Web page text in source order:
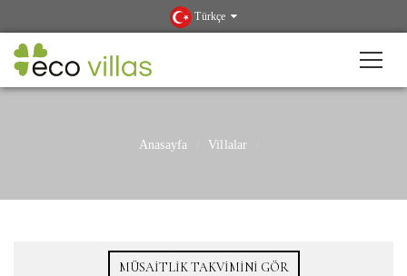
Türkçe
Anasayfa Villalar
MÜSAITLIK TAKVIMINI GÖR